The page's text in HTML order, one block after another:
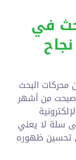
في
البحث
من أشهر
سلة لا يعني
تحسين ظهوره